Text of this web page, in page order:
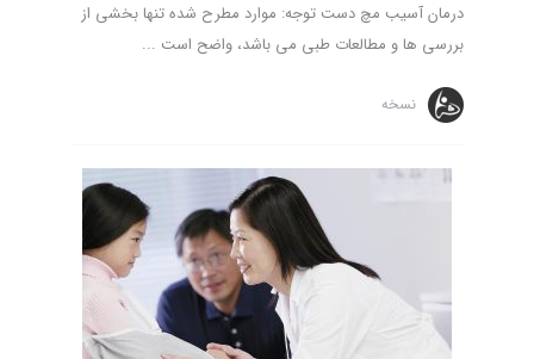
درمان آسیب مچ دست توجه: موارد مطرح شده تنها بخشی از
بررسی ها و مطالعات طبی می باشد، واضح است ...
نسخه